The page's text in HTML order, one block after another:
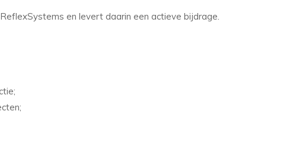
en levert daarin een actieve bijdrage.